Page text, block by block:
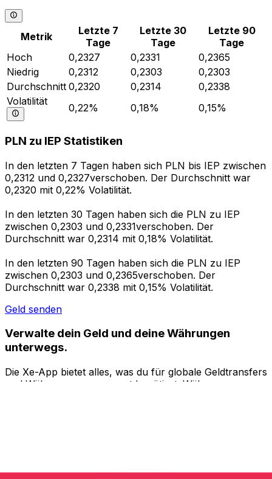
Metrik
Letzte 7
Tage
Letzte 30
Tage
Letzte 90
Tage
Hoch
0,2327 0,2331
0,2365
Niedrig
0,2312 0,2303
0,2303
Durchschnitt 0,2320 0,2314
0,2338
Volatilität
0,22% 0,18% 0,15%
PLN zu IEP Statistiken
In den letzten 7 Tagen haben sich PLN bis IEP zwischen
0,2312 und 0,2327verschoben. Der Durchschnitt war
0,2320 mit 0,22% Volatilität.
In den letzten 30 Tagen haben sich die PLN zu IEP
zwischen 0,2303 und 0,2331verschoben. Der
Durchschnitt war 0,2314 mit 0,18% Volatilität.
In den letzten 90 Tagen haben sich die PLN zu IEP
zwischen 0,2303 und 0,2365verschoben. Der
Durchschnitt war 0,2338 mit 0,15% Volatilität.
Geld senden
Verwalte dein Geld und deine Währungen
unterwegs.
Die Xe-App bietet alles, was du für globale Geldtransfers
und Währungsmanagement benötigst. Währungen